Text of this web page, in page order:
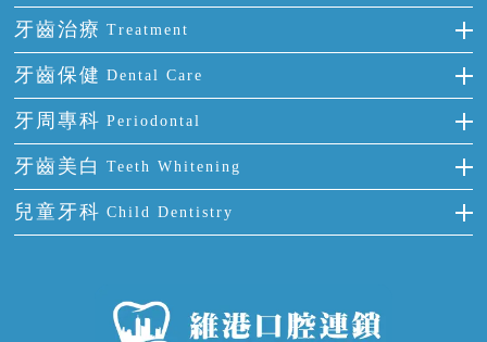
門牙缺失
多顆牙缺失
半口缺失
全口缺失
前牙反頜
牙齒擁擠
牙齒前突
牙齒稀疏
全瓷牙
烤瓷牙
氟斑牙
四環素牙
活動假牙
牙貼面
牙齒治療 Treatment
補牙
智齒
根管治療
拔牙
牙痛
牙齒保健 Dental Care
正確刷牙
全國愛牙日
預防牙病
牙科通識
牙周專科 Periodontal
牙周炎
牙齦出血
牙齦炎
牙齒美白 Teeth Whitening
冷光美白
兒童牙科 Child Dentistry